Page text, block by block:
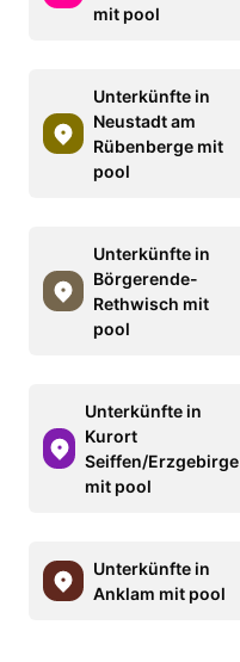
mit pool
Unterkünfte in
Neustadt am
Rübenberge mit
pool
Unterkünfte in
Börgerende-
Rethwisch mit
pool
Unterkünfte in
Kurort
Seiffen/Erzgebirge
mit pool
Unterkünfte in
Anklam mit pool